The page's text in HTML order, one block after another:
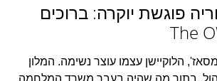
פוגשת יוקרה: ברוכים
הלוקיישן עצמו עוצר נשימה. המלון